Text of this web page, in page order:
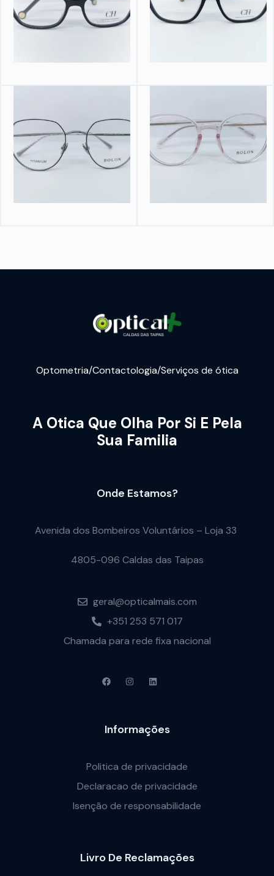
Optometria/Contactologia/Serviços de ótica
A Otica Que Olha Por Si E Pela
Sua Familia
Onde Estamos?
Avenida dos Bombeiros Voluntários – Loja 33
4805-096 Caldas das Taipas
geral@opticalmais.com
+351 253 571 017
Chamada para rede fixa nacional
Informações
Politica de privacidade
Declaracao de privacidade
Isenção de responsabilidade
Livro De Reclamações